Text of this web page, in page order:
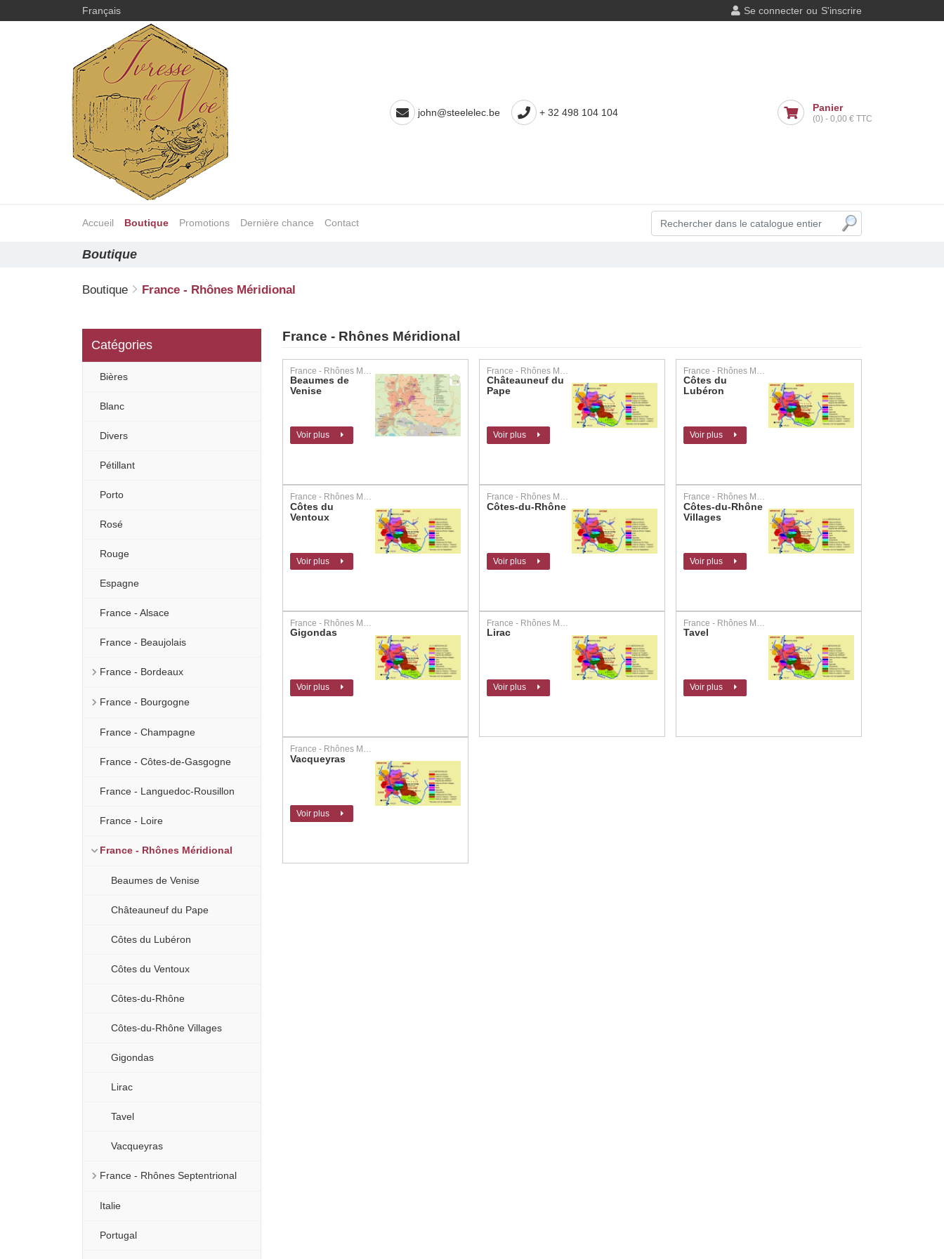
Français Se connecter ou S'inscrire
john@steelelec.be + 32 498 104 104 Panier
(0) - 0,00 € TTC
Accueil Boutique Promotions Dernière chance Contact
Boutique
Boutique France - Rhônes Méridional
Catégories
Bières
Blanc
Divers
Pétillant
Porto
Rosé
Rouge
Espagne
France - Alsace
France - Beaujolais
France - Bordeaux
France - Bourgogne
France - Champagne
France - Côtes-de-Gasgogne
France - Languedoc-Rousillon
France - Loire
France - Rhônes Méridional
Beaumes de Venise
Châteauneuf du Pape
Côtes du Lubéron
Côtes du Ventoux
Côtes-du-Rhône
Côtes-du-Rhône Villages
Gigondas
Lirac
Tavel
Vacqueyras
France - Rhônes Septentrional
Italie
Portugal
France - Rhônes Méridional
Beaumes de
Venise
Voir plus
Châteauneuf du
Pape
Voir plus
Côtes du
Lubéron
Voir plus
Côtes du
Ventoux
Voir plus
Côtes-du-Rhône
Voir plus
Côtes-du-Rhône
Villages
Voir plus
Gigondas
Voir plus
Lirac
Voir plus
Tavel
Voir plus
Vacqueyras
Voir plus